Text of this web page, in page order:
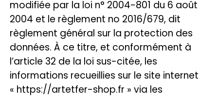
modifiée par la loi n° 2004-801 du 6 août
2004 et le règlement no 2016/679, dit
règlement général sur la protection des
données. À ce titre, et conformément à
l’article 32 de la loi sus-citée, les
informations recueillies sur le site internet
« https://artetfer-shop.fr » via les